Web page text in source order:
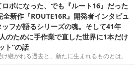
ボになった、でも『ルート16』だった
新作『ROUTE16R』開発者インタビュ
フが語るシリーズの魂。そして41年
のために手作業で直した世界に1本だけ
ト”の話
継がれる過去と、新たに生まれるものとは。